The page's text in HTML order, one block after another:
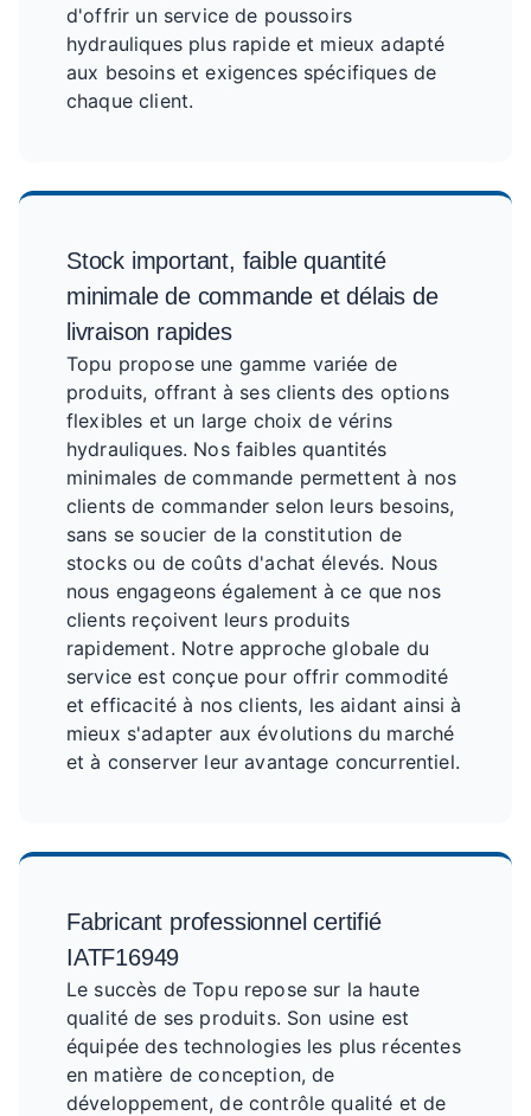
d'offrir un service de poussoirs
hydrauliques plus rapide et mieux adapté
aux besoins et exigences spécifiques de
chaque client.
Stock important, faible quantité
minimale de commande et délais de
livraison rapides
Topu propose une gamme variée de
produits, offrant à ses clients des options
flexibles et un large choix de vérins
hydrauliques. Nos faibles quantités
minimales de commande permettent à nos
clients de commander selon leurs besoins,
sans se soucier de la constitution de
stocks ou de coûts d'achat élevés. Nous
nous engageons également à ce que nos
clients reçoivent leurs produits
rapidement. Notre approche globale du
service est conçue pour offrir commodité
et efficacité à nos clients, les aidant ainsi à
mieux s'adapter aux évolutions du marché
et à conserver leur avantage concurrentiel.
Fabricant professionnel certifié
IATF16949
Le succès de Topu repose sur la haute
qualité de ses produits. Son usine est
équipée des technologies les plus récentes
en matière de conception, de
développement, de contrôle qualité et de